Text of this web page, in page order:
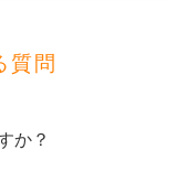
質問
か？